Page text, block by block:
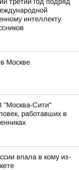
интеллекту
Москве
"Москва-Сити"
работавших в
впала в кому из-